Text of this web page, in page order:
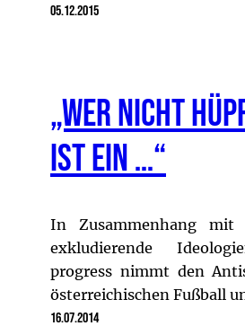
05.12.2015
„Wer nicht
ist ein …“
In Zusammenhang mit
exkludierende
progress nimmt den
österreichischen Fußball
16.07.2014